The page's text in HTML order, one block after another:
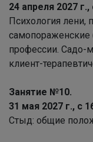
24 апреля 2027
Психология лени,
самопораженские
профессии. Садо-
клиент-
Занятие №10.
31 мая 2027 г., с
Стыд: общие